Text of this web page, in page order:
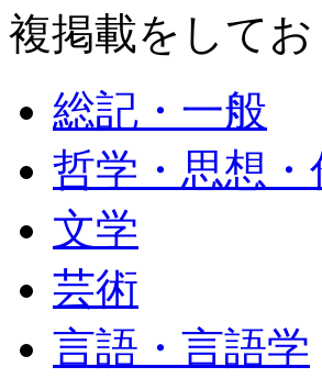
複掲載をしてお
総記・一般
哲学・思想
文学
芸術
言語・言語学